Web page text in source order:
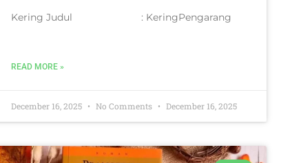
Kering Judul : KeringPengarang
READ MORE »
December 16, 2025 No Comments December 16, 2025